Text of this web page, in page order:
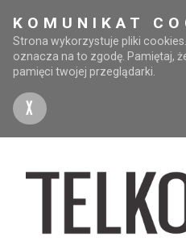
KOMUNIKAT
Strona wykorzystuje pliki
oznacza na to zgodę. Pamiętaj,
pamięci twojej przeglądarki.
X